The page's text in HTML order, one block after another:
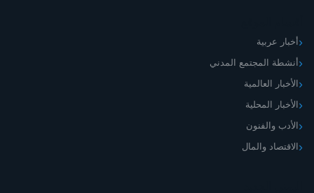
أخبار عربية
أنشطة المجتمع المدني
الأخبار العالمية
الأخبار المحلية
الأدب والفنون
الاقتصاد والمال